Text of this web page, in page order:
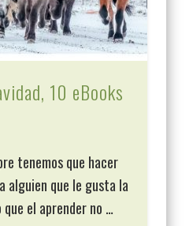
10 eBooks
tenemos que hacer
alguien que le gusta la
el aprender no …